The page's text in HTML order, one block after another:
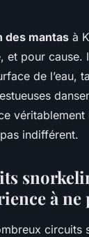
des mantas à
et pour cause.
de l’eau,
indifférent.
à ne
circuits